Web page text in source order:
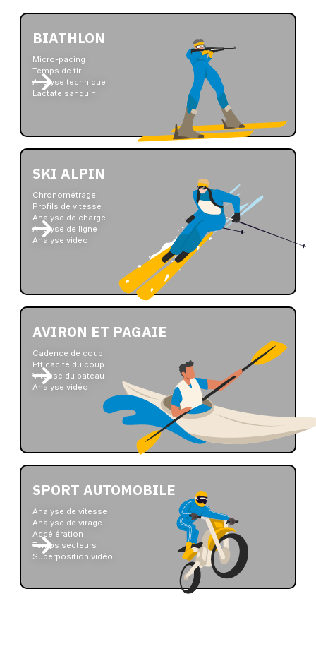
BIATHLON
Micro-pacing
Temps de tir
Analyse technique
Lactate sanguin
SKI ALPIN
Chronométrage
Profils de vitesse
Analyse de charge
Analyse de ligne
Analyse vidéo
AVIRON ET PAGAIE
Cadence de coup
Efficacité du coup
Vitesse du bateau
Analyse vidéo
SPORT AUTOMOBILE
Analyse de vitesse
Analyse de virage
Accélération
Temps secteurs
Superposition vidéo